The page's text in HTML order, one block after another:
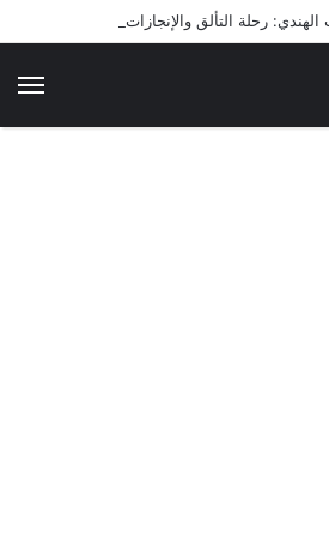
رحلة التألق والإنجازات